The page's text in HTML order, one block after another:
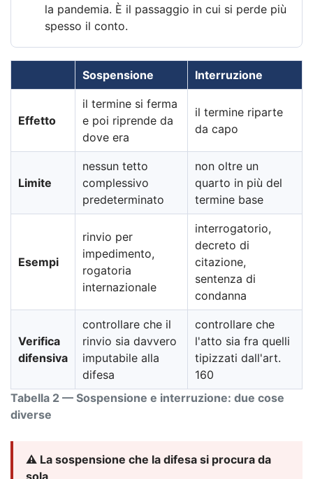
la pandemia. È il passaggio in cui si perde più
spesso il conto.
Tabella 2 — Sospensione e interruzione: due cose
diverse
Sospensione Interruzione
Effetto
il termine si ferma
e poi riprende da
dove era
il termine riparte
da capo
Limite
nessun tetto
complessivo
predeterminato
non oltre un
quarto in più del
termine base
Esempi
rinvio per
impedimento,
rogatoria
internazionale
interrogatorio,
decreto di
citazione,
sentenza di
condanna
Verifica
difensiva
controllare che il
rinvio sia davvero
imputabile alla
difesa
controllare che
l'atto sia fra quelli
tipizzati dall'art.
160
⚠️ La sospensione che la difesa si procura da
sola